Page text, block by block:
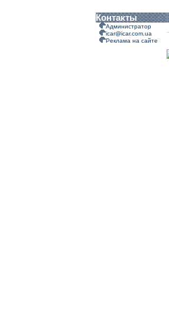
Контакты
Администратор
icar@icar.com.ua
Реклама на сайте